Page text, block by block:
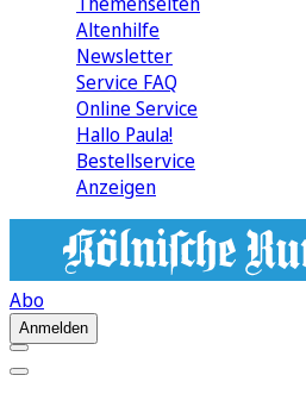
Altenhilfe
Newsletter
Service FAQ
Online Service
Hallo Paula!
Bestellservice
Anzeigen
Abo
Anmelden